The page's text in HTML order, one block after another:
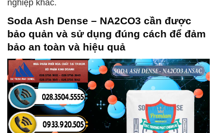
nghiệp khác.
Soda Ash Dense – NA2CO3 cần được
bảo quản và sử dụng đúng cách để đảm
bảo an toàn và hiệu quả